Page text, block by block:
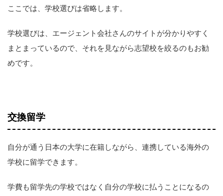
ここでは、学校選びは省略します。
学校選びは、エージェント会社さんのサイトが分かりやすく
まとまっているので、それを見ながら志望校を絞るのもお勧
めです。
交換留学
自分が通う日本の大学に在籍しながら、連携している海外の
学校に留学できます。
学費も留学先の学校ではなく自分の学校に払うことになるの